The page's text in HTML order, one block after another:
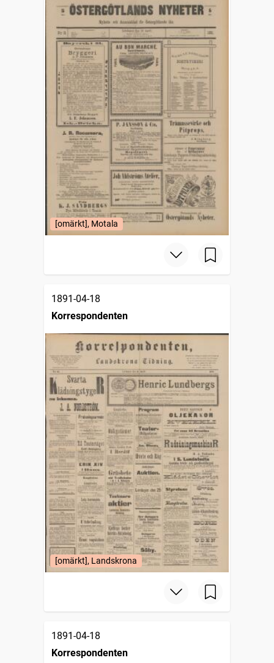
[omärkt], Motala
1891-04-18
Korrespondenten
[omärkt], Landskrona
1891-04-18
Korrespondenten